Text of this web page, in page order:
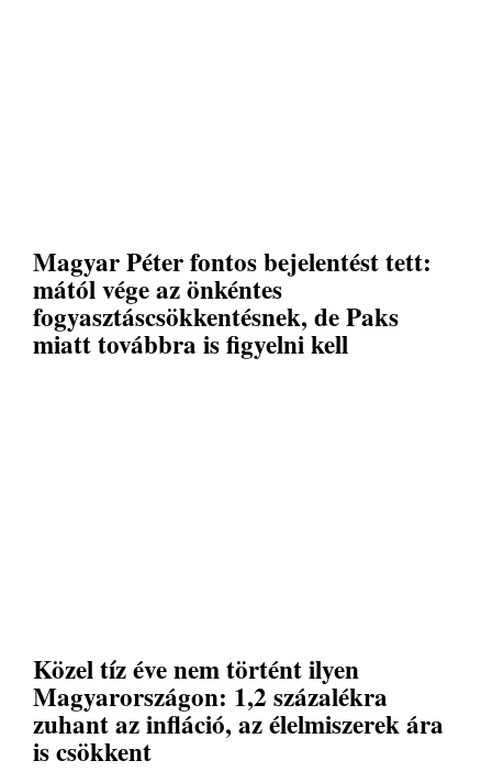
Magyar Péter fontos bejelentést tett:
mától vége az önkéntes
fogyasztáscsökkentésnek, de Paks
miatt továbbra is figyelni kell
Közel tíz éve nem történt ilyen
Magyarországon: 1,2 százalékra
zuhant az infláció, az élelmiszerek ára
is csökkent